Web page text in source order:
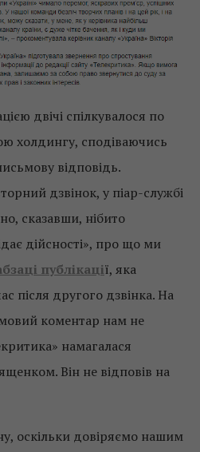
двічі спілкувалося по
холдингу, сподіваючись
відповідь.
дзвінок, у піар-службі
сказавши, нібито
дійсності», про що ми
публікації, яка
після другого дзвінка. На
коментар нам не
намагалася
Він не відповів на
оскільки довіряємо нашим